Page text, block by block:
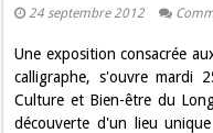
24 septembre 2012
Une exposition consacrée
calligraphe, s'ouvre mardi
Culture et Bien-être du
découverte d'un lieu